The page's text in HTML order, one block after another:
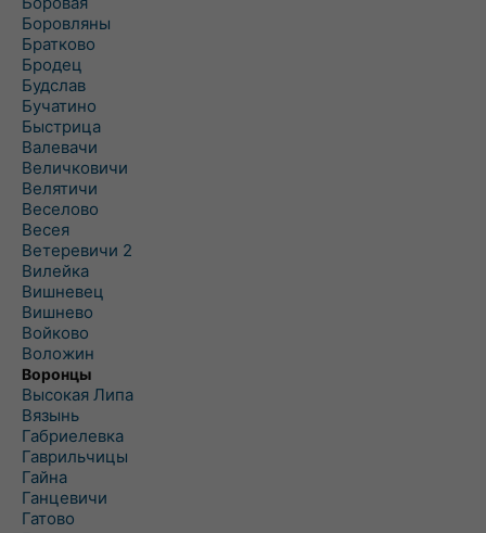
Боровляны
Братково
Бродец
Будслав
Бучатино
Быстрица
Валевачи
Величковичи
Велятичи
Веселово
Весея
Ветеревичи 2
Вилейка
Вишневец
Вишнево
Войково
Воложин
Воронцы
Высокая Липа
Вязынь
Габриелевка
Гаврильчицы
Гайна
Ганцевичи
Гатово